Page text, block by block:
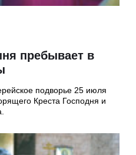
пребывает в
подворье 25 июля
Креста Господня и